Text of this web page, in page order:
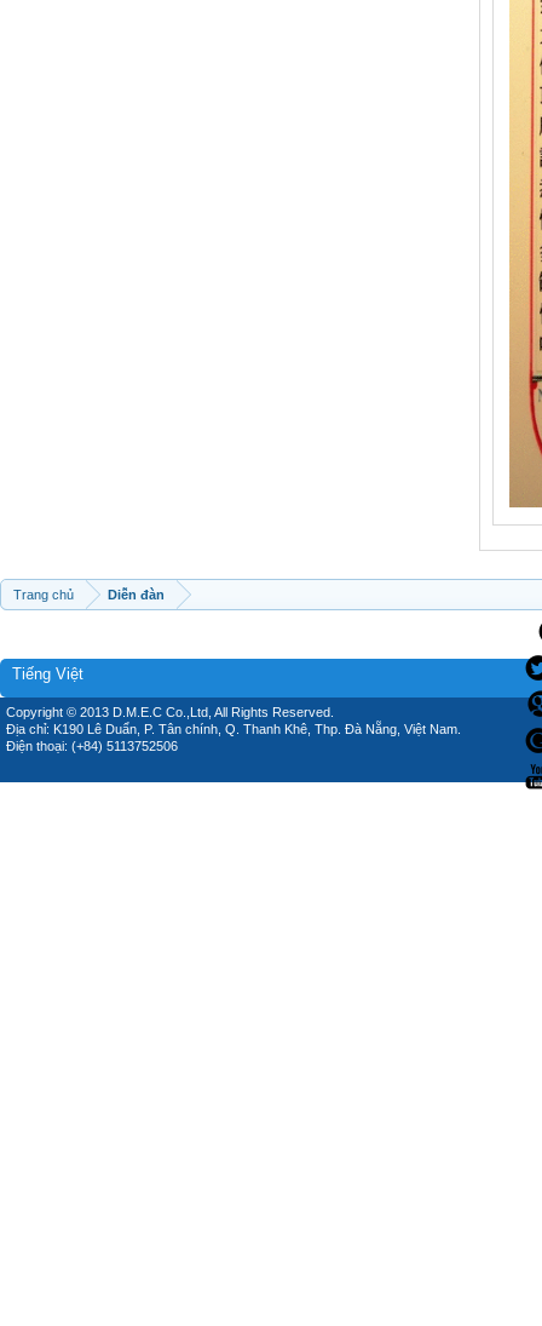
Trang chủ Diễn đàn
Tiếng Việt
Copyright © 2013 D.M.E.C Co.,Ltd, All Rights Reserved.
Địa chỉ: K190 Lê Duẩn, P. Tân chính, Q. Thanh Khê, Thp. Đà Nẵng, Việt Nam.
Điện thoại: (+84) 5113752506